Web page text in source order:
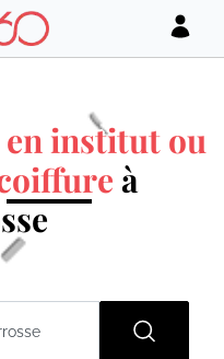
en institut ou
à